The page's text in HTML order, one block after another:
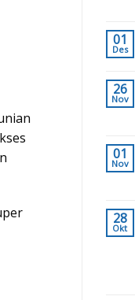
01
Des
26
Nov
01
Nov
28
Okt